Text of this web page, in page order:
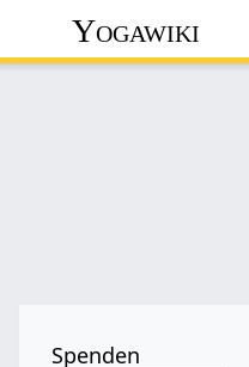
Yogawiki
Spenden